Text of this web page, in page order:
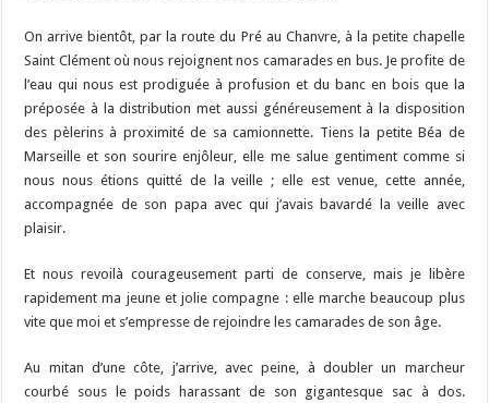
On arrive bientôt, par la route du Pré au Chanvre, à la petite chapelle
Saint Clément où nous rejoignent nos camarades en bus. Je profite de
l’eau qui nous est prodiguée à profusion et du banc en bois que la
préposée à la distribution met aussi généreusement à la disposition
des pèlerins à proximité de sa camionnette. Tiens la petite Béa de
Marseille et son sourire enjôleur, elle me salue gentiment comme si
nous nous étions quitté de la veille ; elle est venue, cette année,
accompagnée de son papa avec qui j’avais bavardé la veille avec
plaisir.
Et nous revoilà courageusement parti de conserve, mais je libère
rapidement ma jeune et jolie compagne : elle marche beaucoup plus
vite que moi et s’empresse de rejoindre les camarades de son âge.
Au mitan d’une côte, j’arrive, avec peine, à doubler un marcheur
courbé sous le poids harassant de son gigantesque sac à dos.